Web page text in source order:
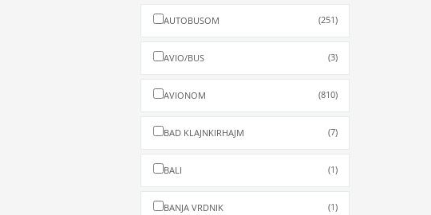
AUTOBUSOM (251)
AVIO/BUS (3)
AVIONOM (810)
BAD KLAJNKIRHAJM (7)
BALI (1)
BANJA VRDNIK (1)